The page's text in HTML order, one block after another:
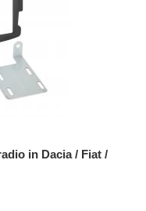
in Dacia / Fiat /